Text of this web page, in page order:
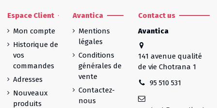
Espace Client
Mon compte
Historique de
vos
commandes
Adresses
Nouveaux
produits
Avantica
Mentions
légales
Conditions
générales de
vente
Contactez-
nous
Contact us
Avantica
141 avenue qualité
de vie Chotrana 1
95 510 531